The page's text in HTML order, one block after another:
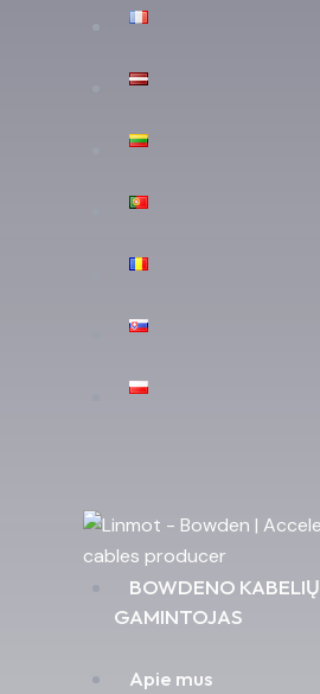
BOWDENO KABELIŲ
GAMINTOJAS
Apie mus